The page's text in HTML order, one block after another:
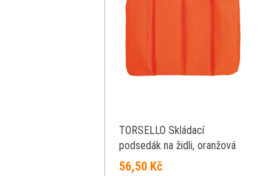
TORSELLO Skládací
podsedák na židli, oranžová
56,50 Kč